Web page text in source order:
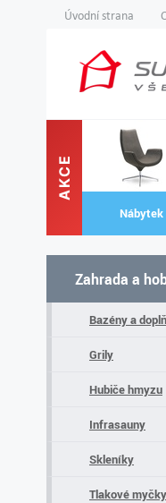
Úvodní strana
AKCE
Nábytek
Zahrada a
Bazény a
Grily
Hubiče hmyzu
Infrasauny
Skleníky
Tlakové myčky